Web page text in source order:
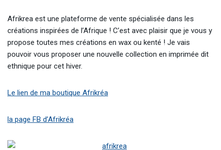
Afrikrea est une plateforme de vente spécialisée dans les
créations inspirées de l’Afrique ! C’est avec plaisir que je vous y
propose toutes mes créations en wax ou kenté ! Je vais
pouvoir vous proposer une nouvelle collection en imprimée dit
ethnique pour cet hiver.
Le lien de ma boutique Afrikréa
la page FB d’Afrikréa